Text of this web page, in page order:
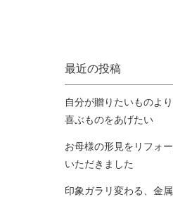
最近の投稿
自分が贈りたいものよ
喜ぶものをあげたい
お母様の形見をリフォ
いただきました
印象ガラリ変わる、金